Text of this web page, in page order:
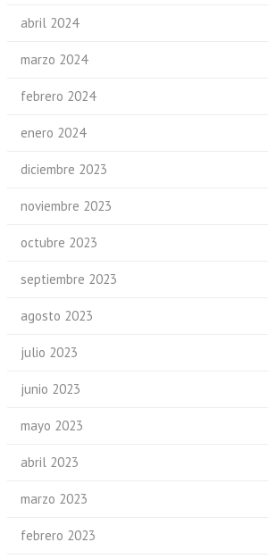
abril 2024
marzo 2024
febrero 2024
enero 2024
diciembre 2023
noviembre 2023
octubre 2023
septiembre 2023
agosto 2023
julio 2023
junio 2023
mayo 2023
abril 2023
marzo 2023
febrero 2023